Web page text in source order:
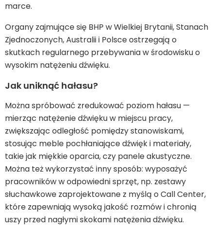
marce.
Organy zajmujące się BHP w Wielkiej Brytanii, Stanach
Zjednoczonych, Australii i Polsce ostrzegają o
skutkach regularnego przebywania w środowisku o
wysokim natężeniu dźwięku.
Jak uniknąć hałasu?
Można spróbować zredukować poziom hałasu —
mierząc natężenie dźwięku w miejscu pracy,
zwiększając odległość pomiędzy stanowiskami,
stosując meble pochłaniające dźwięk i materiały,
takie jak miękkie oparcia, czy panele akustyczne.
Można też wykorzystać inny sposób: wyposażyć
pracowników w odpowiedni sprzęt, np. zestawy
słuchawkowe zaprojektowane z myślą o Call Center,
które zapewniają wysoką jakość rozmów i chronią
uszy przed nagłymi skokami natężenia dźwięku.